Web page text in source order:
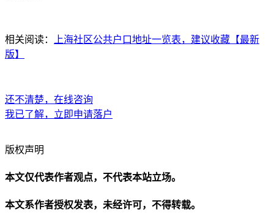
相关阅读：
上海社区公共户口地址一览表，建议收藏【最新
版】
还不清楚，在线咨询
我已了解，立即申请落户
版权声明
本文仅代表作者观点，不代表本站立场。
本文系作者授权发表，未经许可，不得转载。